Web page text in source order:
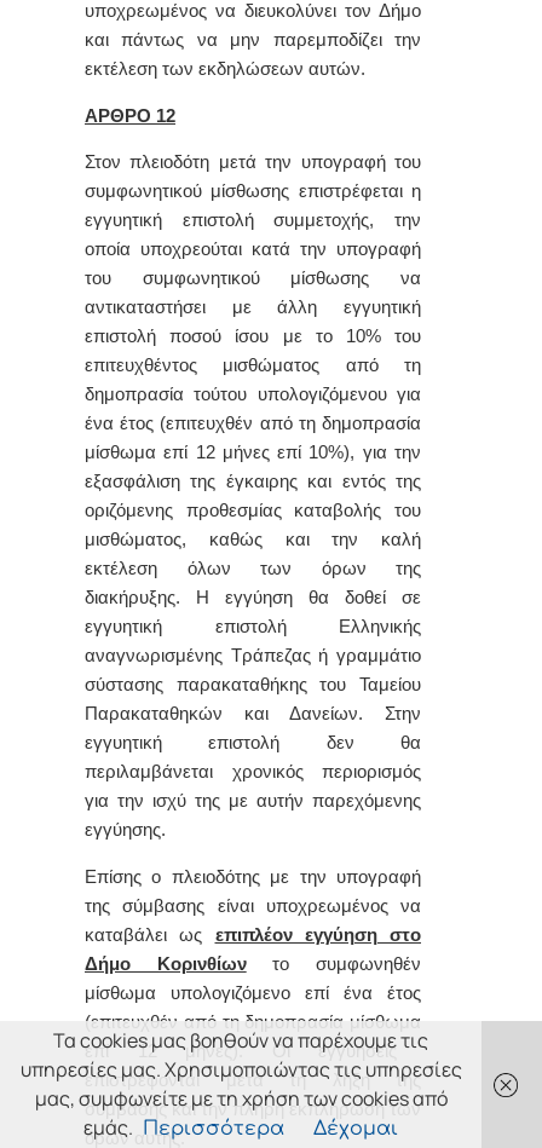
υποχρεωμένος να διευκολύνει τον Δήμο
και πάντως να μην παρεμποδίζει την
εκτέλεση των εκδηλώσεων αυτών.
ΑΡΘΡΟ 12
Στον πλειοδότη μετά την υπογραφή του
συμφωνητικού μίσθωσης επιστρέφεται η
εγγυητική επιστολή συμμετοχής, την
οποία υποχρεούται κατά την υπογραφή
του συμφωνητικού μίσθωσης να
αντικαταστήσει με άλλη εγγυητική
επιστολή ποσού ίσου με το 10% του
επιτευχθέντος μισθώματος από τη
δημοπρασία τούτου υπολογιζόμενου για
ένα έτος (επιτευχθέν από τη δημοπρασία
μίσθωμα επί 12 μήνες επί 10%), για την
εξασφάλιση της έγκαιρης και εντός της
οριζόμενης προθεσμίας καταβολής του
μισθώματος, καθώς και την καλή
εκτέλεση όλων των όρων της
διακήρυξης. Η εγγύηση θα δοθεί σε
εγγυητική επιστολή Ελληνικής
αναγνωρισμένης Τράπεζας ή γραμμάτιο
σύστασης παρακαταθήκης του Ταμείου
Παρακαταθηκών και Δανείων. Στην
εγγυητική επιστολή δεν θα
περιλαμβάνεται χρονικός περιορισμός
για την ισχύ της με αυτήν παρεχόμενης
εγγύησης.
Επίσης ο πλειοδότης με την υπογραφή
της σύμβασης είναι υποχρεωμένος να
καταβάλει ως επιπλέον εγγύηση στο
Δήμο Κορινθίωντο συμφωνηθέν
μίσθωμα υπολογιζόμενο επί ένα έτος
(επιτευχθέν από τη δημοπρασία μίσθωμα
επί 12 μήνες).Οι εγγύησεις
επιστρέφονται μετά τη λήξη της
σύμβασης και την πλήρη εκπλήρωση των
όρων αυτής.
Τα cookies μας βοηθούν να παρέχουμε τις
υπηρεσίες μας. Χρησιμοποιώντας τις υπηρεσίες
μας, συμφωνείτε με τη χρήση των cookies από
εμάς. Περισσότερα Δέχομαι